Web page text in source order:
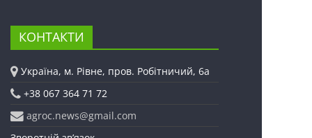
КОНТАКТИ
Україна, м. Рівне, пров. Робітничий, 6а
+38 067 364 71 72
agroc.news@gmail.com